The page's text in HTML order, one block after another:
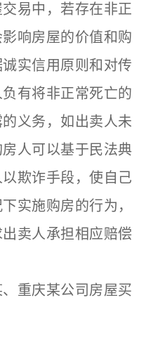
易中，若存在非正
响房屋的价值和购
实信用原则和对传
有将非正常死亡的
义务，如出卖人未
人可以基于民法典
欺诈手段，使自己
实施购房的行为，
卖人承担相应赔偿
重庆某公司房屋买